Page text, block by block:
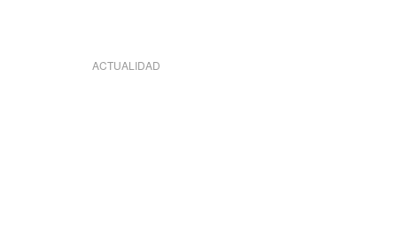
ACTUALIDAD